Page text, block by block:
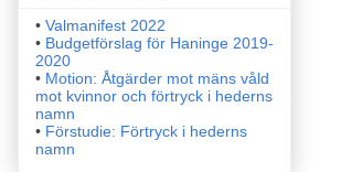
• Valmanifest 2022
• Budgetförslag för Haninge 2019-
2020
• Motion: Åtgärder mot mäns våld
mot kvinnor och förtryck i hederns
namn
• Förstudie: Förtryck i hederns
namn